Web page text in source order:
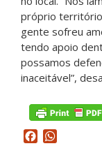
próprio
gente sofreu
tendo apoio
possamos
inaceitável”,
Facebook